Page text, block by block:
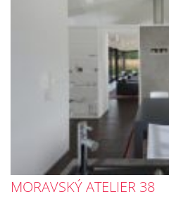
MORAVSKÝ ATELIER 38